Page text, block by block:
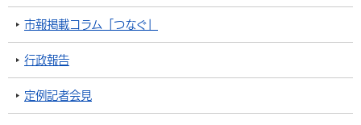
市報掲載コラム「つなぐ」
行政報告
定例記者会見